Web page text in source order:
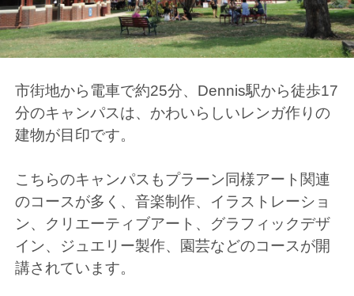
市街地から電車で約25分、Dennis駅から徒歩17
分のキャンパスは、かわいらしいレンガ作りの
建物が目印です。
こちらのキャンパスもプラーン同様アート関連
のコースが多く、音楽制作、イラストレーショ
ン、クリエーティブアート、グラフィックデザ
イン、ジュエリー製作、園芸などのコースが開
講されています。